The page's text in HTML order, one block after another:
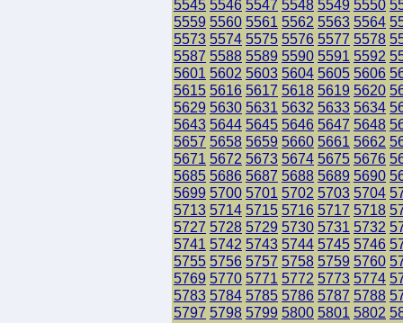
5545 5546 5547 5548 5549 5550
5559 5560 5561 5562 5563 5564
5573 5574 5575 5576 5577 5578
5587 5588 5589 5590 5591 5592
5601 5602 5603 5604 5605 5606
5615 5616 5617 5618 5619 5620
5629 5630 5631 5632 5633 5634
5643 5644 5645 5646 5647 5648
5657 5658 5659 5660 5661 5662
5671 5672 5673 5674 5675 5676
5685 5686 5687 5688 5689 5690
5699 5700 5701 5702 5703 5704
5713 5714 5715 5716 5717 5718
5727 5728 5729 5730 5731 5732
5741 5742 5743 5744 5745 5746
5755 5756 5757 5758 5759 5760
5769 5770 5771 5772 5773 5774
5783 5784 5785 5786 5787 5788
5797 5798 5799 5800 5801 5802